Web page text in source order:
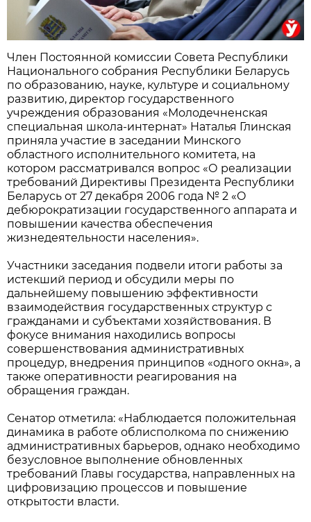
Член Постоянной комиссии Совета Республики
Национального собрания Республики Беларусь
по образованию, науке, культуре и социальному
развитию, директор государственного
учреждения образования «Молодечненская
специальная школа-интернат» Наталья Глинская
приняла участие в заседании Минского
областного исполнительного комитета, на
котором рассматривался вопрос «О реализации
требований Директивы Президента Республики
Беларусь от 27 декабря 2006 года № 2 «О
дебюрократизации государственного аппарата и
повышении качества обеспечения
жизнедеятельности населения».
Участники заседания подвели итоги работы за
истекший период и обсудили меры по
дальнейшему повышению эффективности
взаимодействия государственных структур с
гражданами и субъектами хозяйствования. В
фокусе внимания находились вопросы
совершенствования административных
процедур, внедрения принципов «одного окна», а
также оперативности реагирования на
обращения граждан.
Сенатор отметила: «Наблюдается положительная
динамика в работе облисполкома по снижению
административных барьеров, однако необходимо
безусловное выполнение обновленных
требований Главы государства, направленных на
цифровизацию процессов и повышение
открытости власти.